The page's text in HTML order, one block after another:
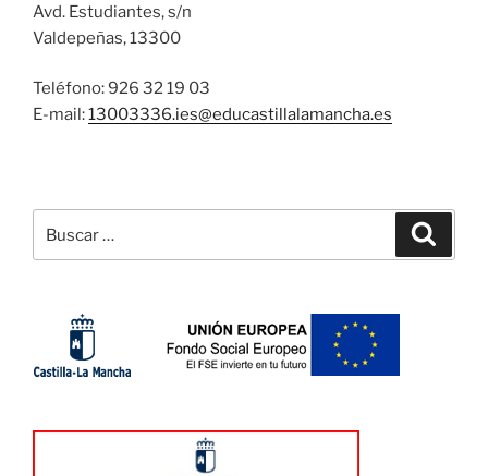
Avd. Estudiantes, s/n
Valdepeñas, 13300
Teléfono: 926 32 19 03
E-mail:13003336.ies@educastillalamancha.es
por: